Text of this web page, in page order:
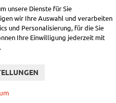
unsere Dienste für Sie
wir Ihre Auswahl und verarbeiten
und Personalisierung, für die Sie
Ihre Einwilligung jederzeit mit